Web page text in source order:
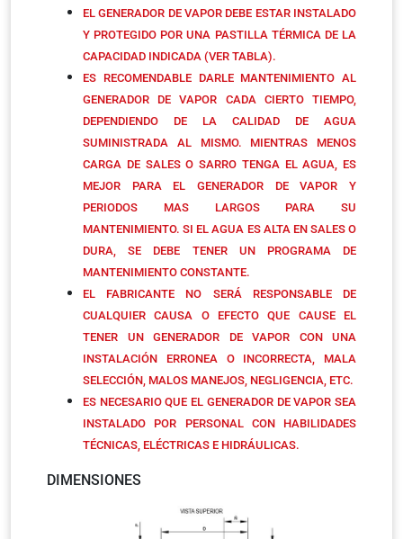
EL GENERADOR DE VAPOR DEBE ESTAR INSTALADO
Y PROTEGIDO POR UNA PASTILLA TÉRMICA DE LA
CAPACIDAD INDICADA (VER TABLA).
ES RECOMENDABLE DARLE MANTENIMIENTO AL
GENERADOR DE VAPOR CADA CIERTO TIEMPO,
DEPENDIENDO DE LA CALIDAD DE AGUA
SUMINISTRADA AL MISMO. MIENTRAS MENOS
CARGA DE SALES O SARRO TENGA EL AGUA, ES
MEJOR PARA EL GENERADOR DE VAPOR Y
PERIODOS MAS LARGOS PARA SU
MANTENIMIENTO. SI EL AGUA ES ALTA EN SALES O
DURA, SE DEBE TENER UN PROGRAMA DE
MANTENIMIENTO CONSTANTE.
EL FABRICANTE NO SERÁ RESPONSABLE DE
CUALQUIER CAUSA O EFECTO QUE CAUSE EL
TENER UN GENERADOR DE VAPOR CON UNA
INSTALACIÓN ERRONEA O INCORRECTA, MALA
SELECCIÓN, MALOS MANEJOS, NEGLIGENCIA, ETC.
ES NECESARIO QUE EL GENERADOR DE VAPOR SEA
INSTALADO POR PERSONAL CON HABILIDADES
TÉCNICAS, ELÉCTRICAS E HIDRÁULICAS.
DIMENSIONES